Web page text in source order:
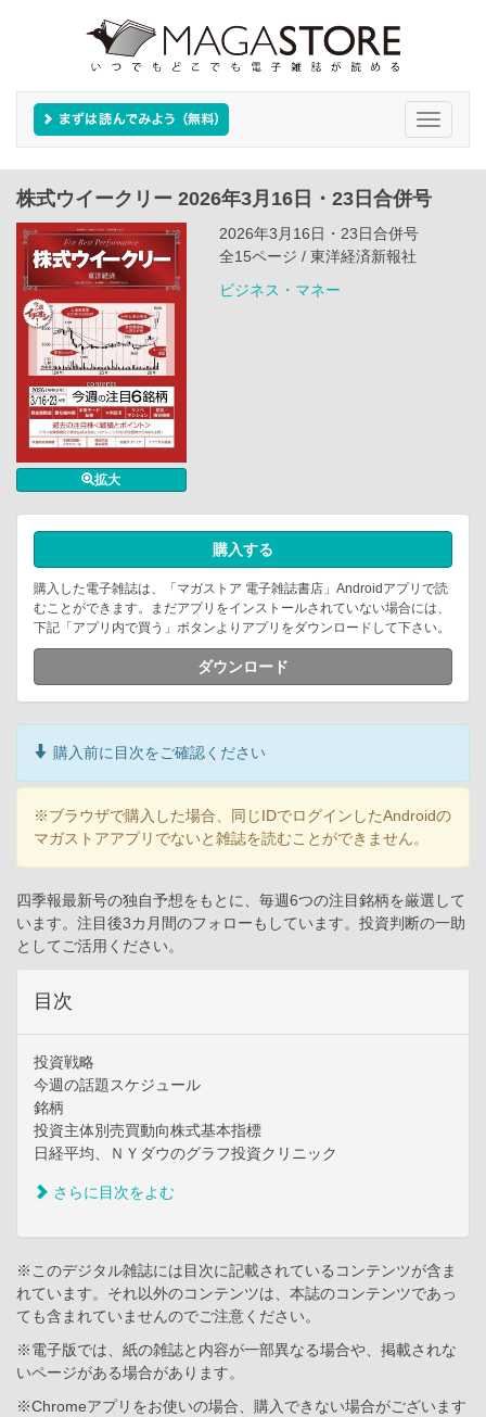
Toggle
株式ウイークリー 2026年3月16日・23日合併号
拡大
2026年3月16日・23日合併号
全15ページ / 東洋経済新報社
ビジネス・マネー
購入する
購入した電子雑誌は、「マガストア 電子雑誌書店」Androidアプリで読
むことができます。まだアプリをインストールされていない場合には、
下記「アプリ内で買う」ボタンよりアプリをダウンロードして下さい。
ダウンロード
購入前に目次をご確認ください
※ブラウザで購入した場合、同じIDでログインしたAndroidの
マガストアアプリでないと雑誌を読むことができません。
四季報最新号の独自予想をもとに、毎週6つの注目銘柄を厳選して
います。注目後3カ月間のフォローもしています。投資判断の一助
としてご活用ください。
目次
投資戦略
今週の話題スケジュール
銘柄
投資主体別売買動向株式基本指標
日経平均、ＮＹダウのグラフ投資クリニック
さらに目次をよむ
※このデジタル雑誌には目次に記載されているコンテンツが含ま
れています。それ以外のコンテンツは、本誌のコンテンツであっ
ても含まれていませんのでご注意ください。
※電子版では、紙の雑誌と内容が一部異なる場合や、掲載されな
いページがある場合があります。
※Chromeアプリをお使いの場合、購入できない場合がございます